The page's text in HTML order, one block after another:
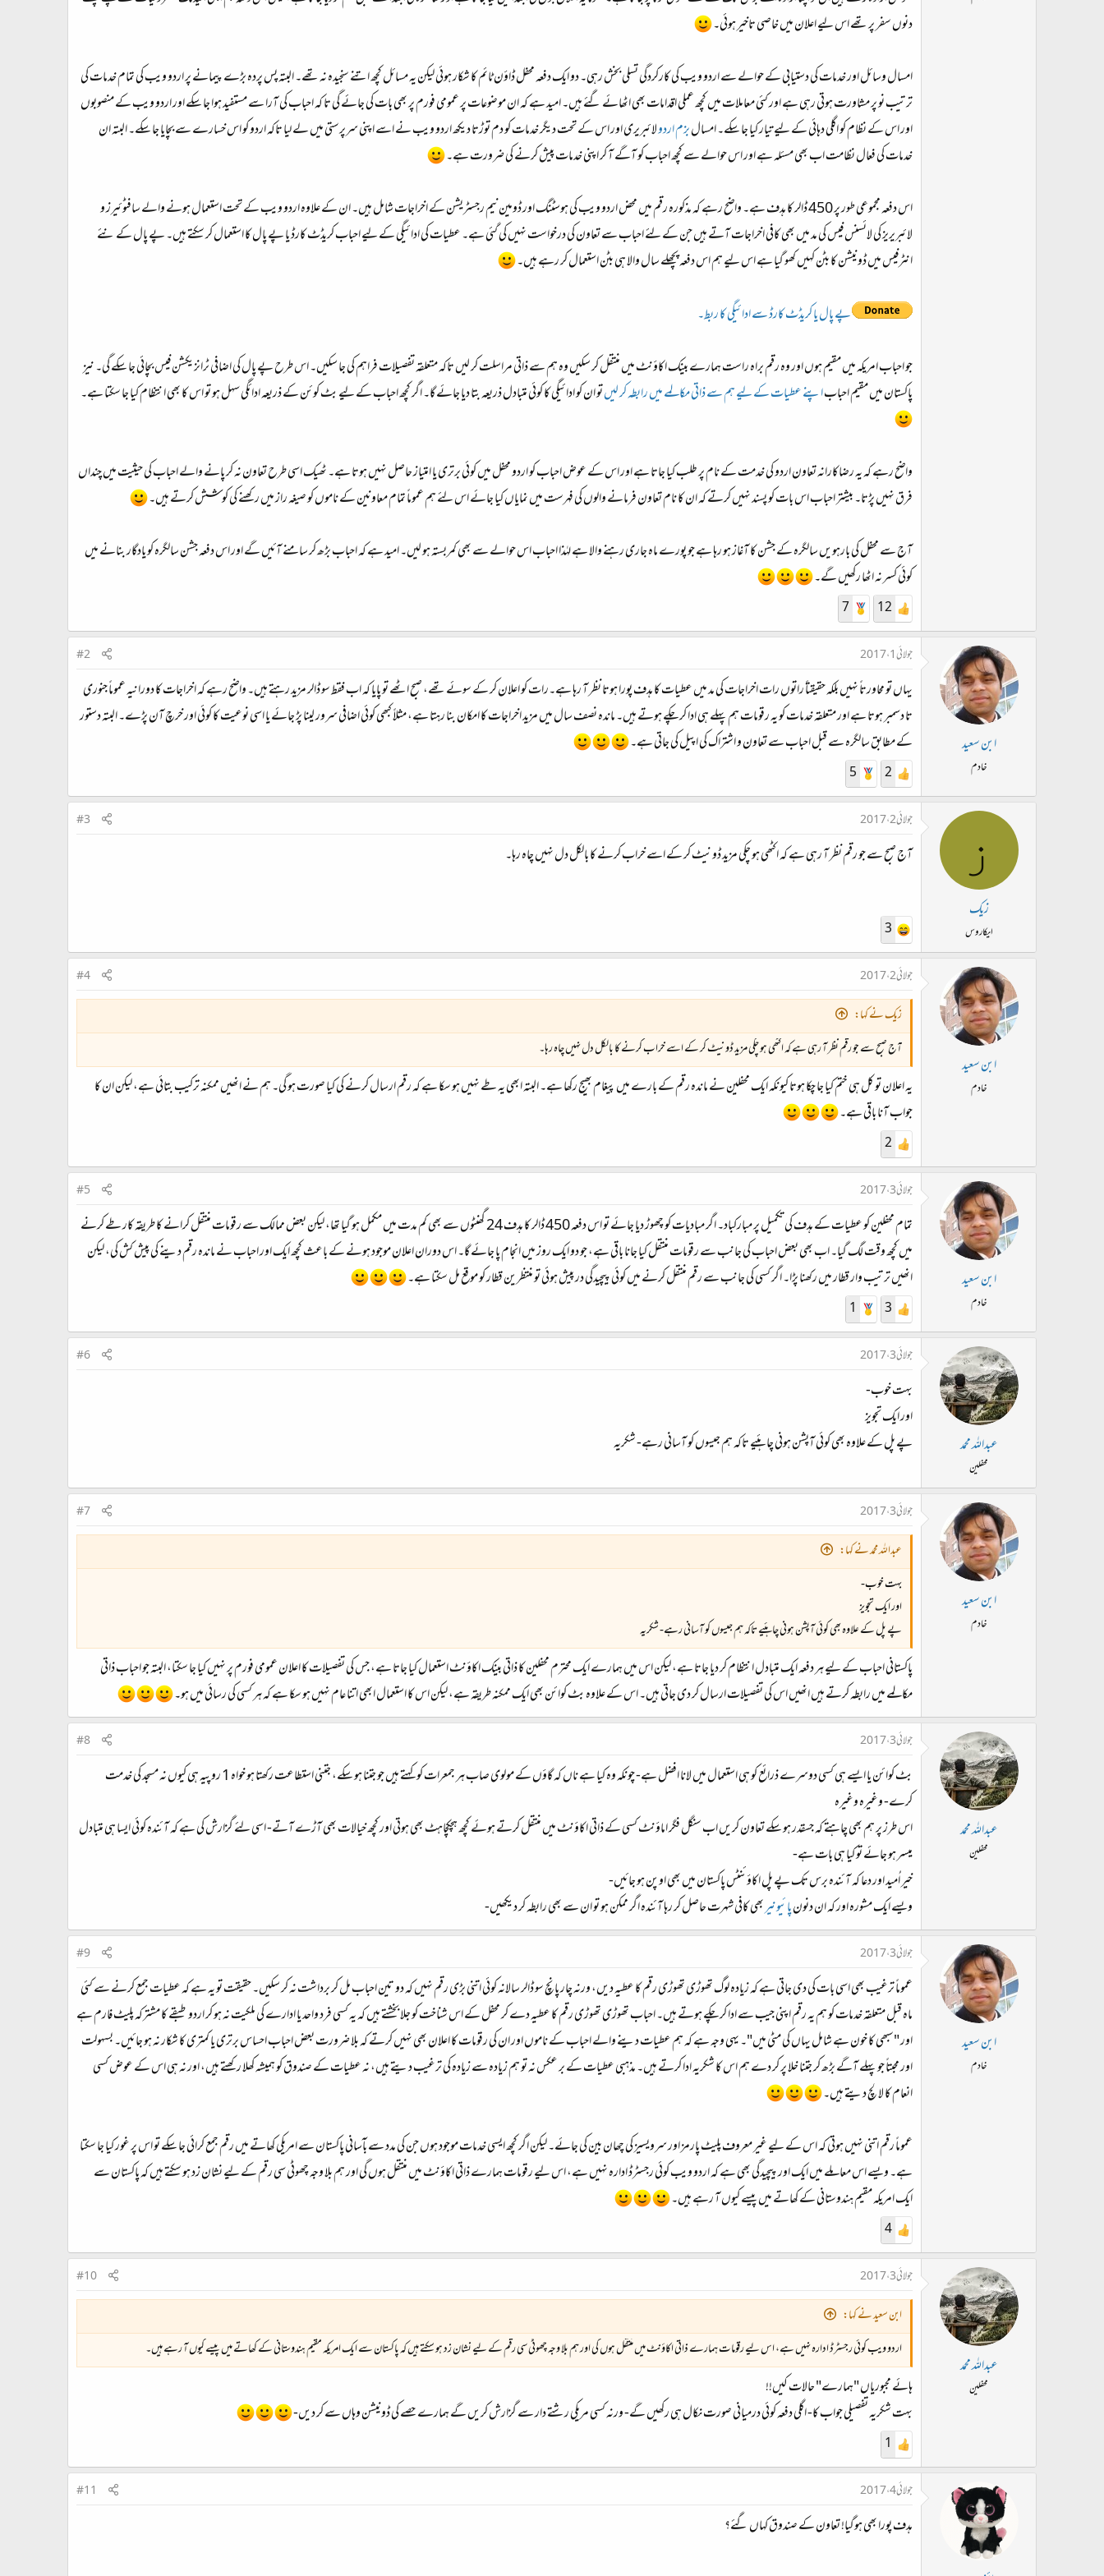
دنوں سفر پر تھے اس لیے اعلان میں خاصی تاخیر ہوئی۔
امسال وسائل اور خدمات کی دستیابی کے حوالے سے اردو ویب کی کارکردگی تسلی بخش رہی۔ دو ایک دفعہ محفل ڈاؤن ٹائم کا شکار ہوئی لیکن یہ مسائل کچھ اتنے سنجیدہ نہ تھے۔ البتہ پس پردہ بڑے پیمانے پر اردو ویب کی تمام خدمات کی
ترتیب نو پر مشاورت ہوتی رہی ہے اور کئی معاملات میں کچھ عملی اقدامات بھی اٹھائے گئے ہیں۔ امید ہے کہ ان موضوعات پر عمومی فورم پر بھی بات کی جائے گی تا کہ احباب کی آرا سے مستفید ہوا جا سکے اور اردو ویب کے منصوبوں
اور اس کے نظام کو اگلی دہائی کے لیے تیار کیا جا سکے۔ امسالبزم اردولائبریری اور اس کے تحت دیگر خدمات کو دم توڑتا دیکھ اردو ویب نے اسے اپنی سرپرستی میں لے لیا تاکہ اردو کو اس خسارے سے بچایا جا سکے۔ البتہ ان
خدمات کی فعال نظامت اب بھی مسئلہ ہے اور اس حوالے سے کچھ احباب کو آگے آ کر اپنی خدمات پیش کرنے کی ضرورت ہے۔
اس دفعہ مجموعی طور پر 450 ڈالر کا ہدف ہے۔ واضح رہے کہ مذکورہ رقم میں محض اردو ویب کی ہوسٹنگ اور ڈومین نیم رجسٹریشن کے اخراجات شامل ہیں۔ ان کے علاوہ اردو ویب کے تحت استعمال ہونے والے سافٹوئیرز و
لائبریریز کی لائسنس فیس کی مد میں بھی کافی اخراجات آتے ہیں جن کے لئے احباب سے تعاون کی درخواست نہیں کی گئی ہے۔ عطیات کی ادائیگی کے لیے احباب کریڈٹ کارڈ یا پے پال کا استعمال کر سکتے ہیں۔ پے پال کے نئے
انٹرفیس میں ڈونیشن کا بٹن کہیں کھو گیا ہے اس لیے ہم اس دفعہ پچھلے سال والا ہی بٹن استعمال کر رہے ہیں۔
پے پال یا کریڈٹ کارڈ سے ادائیگی کا ربط۔
جو احباب امریکہ میں مقیم ہوں اور وہ رقم براہ راست ہمارے بینک اکاؤنٹ میں منتقل کر سکیں وہ ہم سے ذاتی مراسلت کر لیں تاکہ متعلقہ تفصیلات فراہم کی جا سکیں۔ اس طرح پے پال کی اضافی ٹرانزیکشن فیس بچائی جا سکے گی۔ نیز
پاکستان میں مقیم احباباپنے عطیات کے لیے ہم سے ذاتی مکالمے میں رابطہ کر لیںتو ان کو ادائیگی کا کوئی متبادل ذریعہ بتا دیا جائے گا۔ اگر کچھ احباب کے لیے بٹ کوئن کے ذریعہ ادائگی سہل ہو تو اس کا بھی انتظام کیا جا سکتا ہے۔
واضح رہے کہ یہ رضاکارانہ تعاون اردو کی خدمت کے نام پر طلب کیا جاتا ہے اور اس کے عوض احباب کو اردو محفل میں کوئی برتری یا امتیاز حاصل نہیں ہوتا ہے۔ ٹھیک اسی طرح تعاون نہ کر پانے والے احباب کی حیثیت میں چنداں
فرق نہیں پڑتا۔ بیشتر احباب اس بات کو پسند نہیں کرتے کہ ان کا نام تعاون فرمانے والوں کی فہرست میں نمایاں کیا جائے اس لئے ہم عموماً تمام معاونین کے ناموں کو صیغہ راز میں رکھنے کی کوشش کرتے ہیں۔
آج سے محفل کی بارہویں سالگرہ کے جشن کا آغاز ہو رہا ہے جو پورے ماہ جاری رہنے والا ہے لہٰذا احباب اس حوالے سے بھی کمربستہ ہو لیں۔ امید ہے کہ احباب بڑھ کر سامنے آئیں گے اور اس دفعہ جشن سالگرہ کو یادگار بنانے میں
کوئی کسر نہ اٹھا رکھیں گے۔
12
7
ابن سعید
خادم
جولائی 1، 2017 #2
یہاں تو محاورتاً نہیں بلکہ حقیقتاً راتوں رات اخراجات کی مد میں عطیات کا ہدف پورا ہوتا نظر آ رہا ہے۔رات کو اعلان کر کے سوئے تھے، صبح اٹھے تو پایا کہ اب فقط سو ڈالر مزید رہتے ہیں۔ واضح رہے کہ اخراجات کا دورانیہ عموماً جنوری
تا دسمبر ہوتا ہے اور متعلقہ خدمات کو یہ رقومات ہم پہلے ہی ادا کر چکے ہوتے ہیں۔ ماندہ نصف سال میں مزید اخراجات کا امکان بنا رہتا ہے، مثلاً کبھی کوئی اضافی سرور لینا پڑ جائے یا اسی نوعیت کا کوئی اور خرچ آن پڑے۔ البتہ دستور
کے مطابق سالگرہ سے قبل احباب سے تعاون و اشتراک کی اپیل کی جاتی ہے۔
2
5
ز
زیک
ایکاروس
جولائی 2، 2017 #3
آج صبح سے جو رقم نظر آ رہی ہے کہ اکٹھی ہو چکی مزید ڈونیٹ کر کے اسے خراب کرنے کا بالکل دل نہیں چاہ رہا۔
3
ابن سعید
خادم
جولائی 2، 2017 #4
زیک نے کہا:
آج صبح سے جو رقم نظر آ رہی ہے کہ اکٹھی ہو چکی مزید ڈونیٹ کر کے اسے خراب کرنے کا بالکل دل نہیں چاہ رہا۔
یہ اعلان تو کل ہی ختم کیا جا چکا ہوتا کیونکہ ایک محفلین نے ماندہ رقم کے بارے میں پیغام بھیج رکھا ہے۔ البتہ ابھی یہ طے نہیں ہو سکا ہے کہ رقم ارسال کرنے کی کیا صورت ہو گی۔ ہم نے انھیں ممکنہ ترکیب بتائی ہے، لیکن ان کا
جواب آنا باقی ہے۔
2
ابن سعید
خادم
جولائی 3، 2017 #5
تمام محفلین کو عطیات کے ہدف کی تکمیل پر مبارکباد۔ اگر مبادیات کو چھوڑ دیا جائے تو اس دفعہ 450 ڈالر کا ہدف 24 گھنٹوں سے بھی کم مدت میں مکمل ہو گیا تھا، لیکن بعض ممالک سے رقومات منتقل کرانے کا طریقہ کار طے کرنے
میں کچھ وقت لگ گیا۔ اب بھی بعض احباب کی جانب سے رقومات منتقل کیا جانا باقی ہے، جو دو ایک روز میں انجام پا جائے گا۔ اس دوران اعلان موجود ہونے کے باعث کچھ ایک اور احباب نے ماندہ رقم دینے کی پیش کش کی، لیکن
انھیں ترتیب وار قطار میں رکھنا پڑا۔ اگر کسی کی جانب سے رقم منتقل کرنے میں کوئی پیچیدگی در پیش ہوئی تو منتظرین قطار کو موقع مل سکتا ہے۔
3
1
عبداللہ محمد
محفلین
جولائی 3، 2017 #6
بہت خوب-
اور ایک تجویز
پے پل کے علاوہ بھی کوئی آپشن ہونی چاہئیے تاکہ ہم جیسوں کو آسانی رہے- شکریہ
ابن سعید
خادم
جولائی 3، 2017 #7
عبداللہ محمد نے کہا:
بہت خوب-
اور ایک تجویز
پے پل کے علاوہ بھی کوئی آپشن ہونی چاہئیے تاکہ ہم جیسوں کو آسانی رہے- شکریہ
پاکستانی احباب کے لیے ہر دفعہ ایک متبادل انتظام کر دیا جاتا ہے، لیکن اس میں ہمارے ایک محترم محفلین کا ذاتی بینک اکاؤنٹ استعمال کیا جاتا ہے، جس کی تفصیلات کا اعلان عمومی فورم پر نہیں کیا جا سکتا، البتہ جو احباب ذاتی
مکالمے میں رابطہ کرتے ہیں انھیں اس کی تفصیلات ارسال کر دی جاتی ہیں۔ اس کے علاوہ بٹ کوائن بھی ایک ممکنہ طریقہ ہے، لیکن اس کا استعمال ابھی اتنا عام نہیں ہو سکا ہے کہ ہر کسی کی رسائی میں ہو۔
عبداللہ محمد
محفلین
جولائی 3، 2017 #8
بٹ کوائن یا ایسے ہی کسی دوسرے ذرائع کو ہی استعمال میں لانا افضل ہے- چونکہ وہ کیا ہے ناں کہ گاؤں کے مولوی صاب ہر جمعرات کو کہتے ہیں جو جتنا ہو سکے، جتنی استطاعت رکھتا ہو خواہ 1 روپیہ ہی کیوں نہ مسجد کی خدمت
کرے- وغیرہ وغیرہ
اس طرز پر ہم بھی چاہتے کہ جسقدر ہو سکے تعاون کریں اب سنگل فگر اماؤنٹ کسی کے ذاتی اکاؤنٹ میں منتقل کرتے ہوئے کچھ ہچکچاہٹ بھی ہوتی اور کچھ خیالات بھی آڑے آتے- اسی لئے گزارش کی ہے کہ آئندہ کوئی ایسا ہی متبادل
میسر ہو جائے تو کیا ہی بات ہے-
خیر اُمید اور دعا کہ آئندہ برس تک پے پل اکاؤئنٹس پاکستان میں بھی اوپن ہو جائیں-
ویسے ایک مشورہ اور کہ ان دنونپائیونیربھی کافی شہرت حاصل کر رہا آئندہ اگر ممکن ہو تو ان سے بھی رابطہ کر دیکھیں-
ابن سعید
خادم
جولائی 3، 2017 #9
عموماً ترغیب بھی اسی بات کی دی جاتی ہے کہ زیادہ لوگ تھوڑی تھوڑی رقم کا عطیہ دیں، ورنہ چار پانچ سو ڈالر سالانہ کوئی اتنی بڑی رقم نہیں کہ دو تین احباب مل کر برداشت نہ کر سکیں۔ حقیقت تو یہ ہے کہ عطیات جمع کرنے سے کئی
ماہ قبل متعلقہ خدمات کو ہم یہ رقم اپنی جیب سے ادا کر چکے ہوتے ہیں۔ احباب تھوڑی تھوڑی رقم کا عطیہ دے کر محفل کے اس شناخت کو جلا بخشتے ہیں کہ یہ کسی فرد واحد یا ادارے کی ملکیت نہ ہو کر اردو طبقے کا مشترکہ پلیٹ فارم ہے
اور "سبھی کا خون ہے شامل یہاں کی مٹی میں"۔ یہی وجہ ہے کہ ہم عطیات دینے والے احباب کے ناموں اور ان کی رقومات کا اعلان بھی نہیں کرتے کہ بلا ضرورت بعض احباب احساس برتری یا کمتری کا شکار نہ ہو جائیں۔ بسہولت
اور محبتاً جو پہلے آگے بڑھ کر جتنا خلا پر کر دے ہم اس کا شکریہ ادا کرتے ہیں۔ مذہبی عطیات کے بر عکس نہ تو ہم زیادہ سے زیادہ کی ترغیب دیتے ہیں، نہ عطیات کے صندوق کو ہمیشہ کھلا رکھتے ہیں، اور نہ ہی اس کے عوض کسی
انعام کا لالچ دیتے ہیں۔
عموماً رقم اتنی نہیں ہوتی کہ اس کے لیے غیر معروف پلیٹ پارمز اور سرویسیز کی چھان بین کی جائے۔ لیکن اگر کچھ ایسی خدمات موجود ہوں جن کی مدد سے بآسانی پاکستان سے امریکی کھاتے میں رقم جمع کرائی جا سکے تو اس پر غور کیا جا سکتا
ہے۔ ویسے اس معاملے میں ایک اور پیچیدگی بھی ہے کہ اردو ویب کوئی رجسٹرڈ ادارہ نہیں ہے، اس لیے رقومات ہمارے ذاتی اکاؤنٹ میں منتقل ہوں گی اور ہم بلا وجہ چھوٹی سی رقم کے لیے نشان زد ہو سکتے ہیں کہ پاکستان سے
ایک امریکہ مقیم ہندوستانی کے کھاتے میں پیسے کیوں آ رہے ہیں۔
4
عبداللہ محمد
محفلین
جولائی 3، 2017 #10
ابن سعید نے کہا:
اردو ویب کوئی رجسٹرڈ ادارہ نہیں ہے، اس لیے رقومات ہمارے ذاتی اکاؤنٹ میں منتقل ہوں گی اور ہم بلا وجہ چھوٹی سی رقم کے لیے نشان زد ہو سکتے ہیں کہ پاکستان سے ایک امریکہ مقیم ہندوستانی کے کھاتے میں پیسے کیوں آ رہے ہیں۔
ہائے مجبوریاں "ہمارے" حالات کیں!!
بہت شکریہ تفصیلی جواب کا- اگلی دفعہ کوئی درمیانی صورت نکال ہی رکھیں گے- ورنہ کسی مریکی رشتے دار سے گزارش کریں گے ہمارے حصے کی ڈونیشن وہاں سے کر دیں-
1
جولائی 4، 2017 #11
ہدف پورا بھی ہوگیا! تعاون کے صندوق کہاں گئے؟